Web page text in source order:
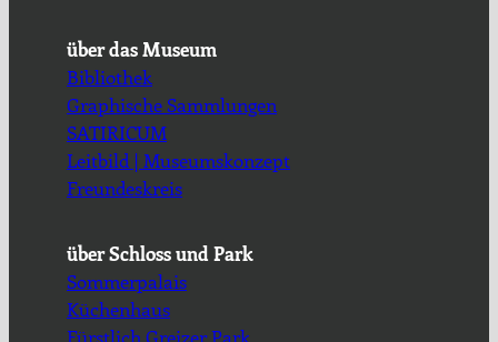
über das Museum
Bibliothek
Graphische Sammlungen
SATIRICUM
Leitbild | Museumskonzept
Freundeskreis
über Schloss und Park
Sommerpalais
Küchenhaus
Fürstlich Greizer Park